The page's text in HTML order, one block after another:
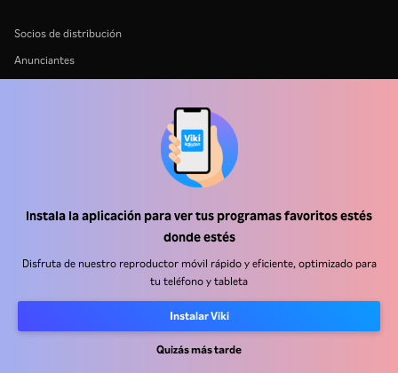
Instala la aplicación para ver tus programas favoritos estés
donde estés
Disfruta de nuestro reproductor móvil rápido y eficiente, optimizado para
tu teléfono y tableta
Instalar Viki
Quizás más tarde
Socios de distribución
Anunciantes
Política de cookies y tecnologías de seguimiento
Política de derechos de autor
RakutenRakuten KoboRakuten ViberRakuten TravelMore servicesAbout Rakuten